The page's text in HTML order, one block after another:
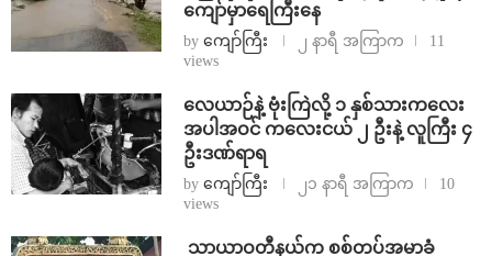
ကျော်မှာရေကြီးနေ
by ကျော်ကြီး ၂ နာရီ အကြာက
11
views
⁨လေယာဉ်နဲ့ ဗုံးကြဲလို့ ၁ နှစ်သားကလေး
အပါအဝင် ကလေးငယ် ၂ ဦးနဲ့ လူကြီး ၄
ဦးဒဏ်ရာရ
by ကျော်ကြီး ၂၁ နာရီ အကြာက
10
views
⁩ ⁨သာယာဝတီနယ်က စစ်တပ်အမာခံ